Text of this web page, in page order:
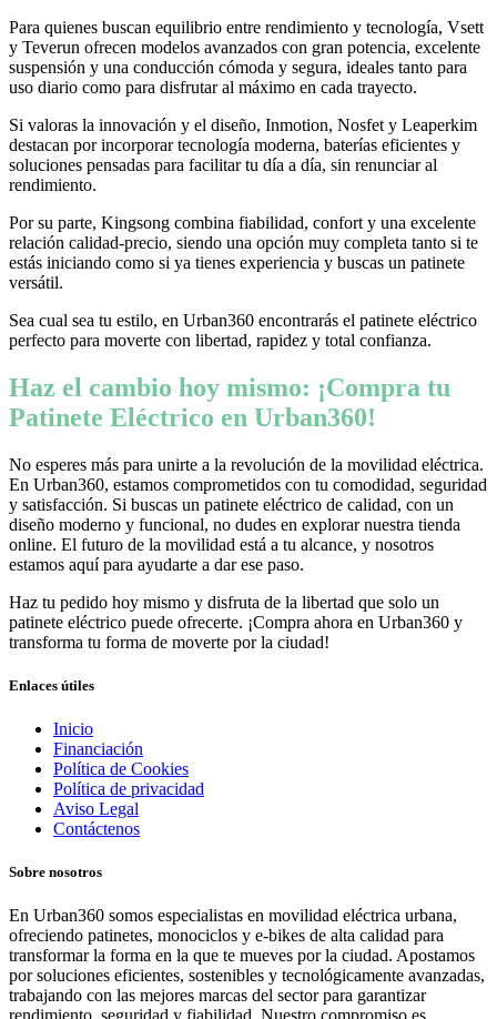
Para quienes buscan equilibrio entre rendimiento y tecnología, Vsett
y Teverun ofrecen modelos avanzados con gran potencia, excelente
suspensión y una conducción cómoda y segura, ideales tanto para
uso diario como para disfrutar al máximo en cada trayecto.
Si valoras la innovación y el diseño, Inmotion, Nosfet y Leaperkim
destacan por incorporar tecnología moderna, baterías eficientes y
soluciones pensadas para facilitar tu día a día, sin renunciar al
rendimiento.
Por su parte, Kingsong combina fiabilidad, confort y una excelente
relación calidad-precio, siendo una opción muy completa tanto si te
estás iniciando como si ya tienes experiencia y buscas un patinete
versátil.
Sea cual sea tu estilo, en Urban360 encontrarás el patinete eléctrico
perfecto para moverte con libertad, rapidez y total confianza.
Haz el cambio hoy mismo: ¡Compra tu
Patinete Eléctrico en Urban360!
No esperes más para unirte a la revolución de la movilidad eléctrica.
En Urban360, estamos comprometidos con tu comodidad, seguridad
y satisfacción. Si buscas un patinete eléctrico de calidad, con un
diseño moderno y funcional, no dudes en explorar nuestra tienda
online. El futuro de la movilidad está a tu alcance, y nosotros
estamos aquí para ayudarte a dar ese paso.
Haz tu pedido hoy mismo y disfruta de la libertad que solo un
patinete eléctrico puede ofrecerte. ¡Compra ahora en Urban360 y
transforma tu forma de moverte por la ciudad!
Enlaces útiles
Inicio
Financiación
Política de Cookies
Política de privacidad
Aviso Legal
Contáctenos
Sobre nosotros
En Urban360 somos especialistas en movilidad eléctrica urbana,
ofreciendo patinetes, monociclos y e-bikes de alta calidad para
transformar la forma en la que te mueves por la ciudad. Apostamos
por soluciones eficientes, sostenibles y tecnológicamente avanzadas,
trabajando con las mejores marcas del sector para garantizar